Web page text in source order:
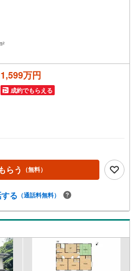
2
1,599万円
成約でもらえる
らう （無料）
る （通話料無料）